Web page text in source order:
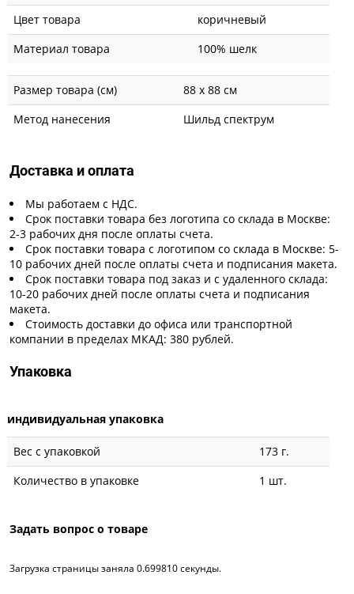
Цвет товара
коричневый
Материал товара
100% шелк
Размер товара (см)
88 х 88 см
Метод нанесения
Шильд спектрум
Доставка и оплата
Мы работаем с НДС.
Срок поставки товара без логотипа со склада в Москве:
2-3 рабочих дня после оплаты счета.
Срок поставки товара с логотипом со склада в Москве: 5-
10 рабочих дней после оплаты счета и подписания макета.
Срок поставки товара под заказ и с удаленного склада:
10-20 рабочих дней после оплаты счета и подписания
макета.
Стоимость доставки до офиса или транспортной
компании в пределах МКАД: 380 рублей.
Упаковка
индивидуальная упаковка
Вес с упаковкой
173 г.
Количество в упаковке
1 шт.
Задать вопрос о товаре
Загрузка страницы заняла 0.699810 секунды.